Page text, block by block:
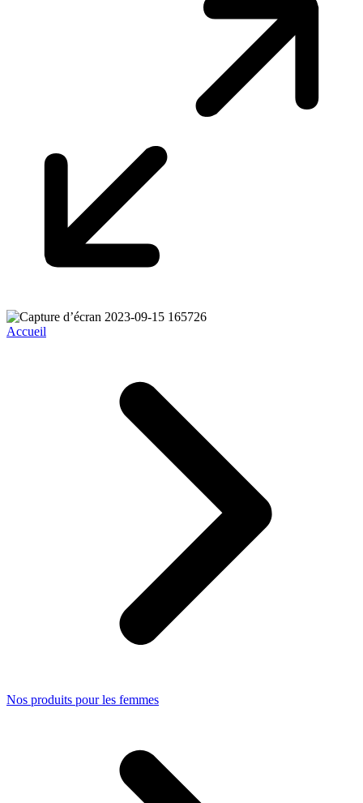
Accueil
Nos produits pour les femmes